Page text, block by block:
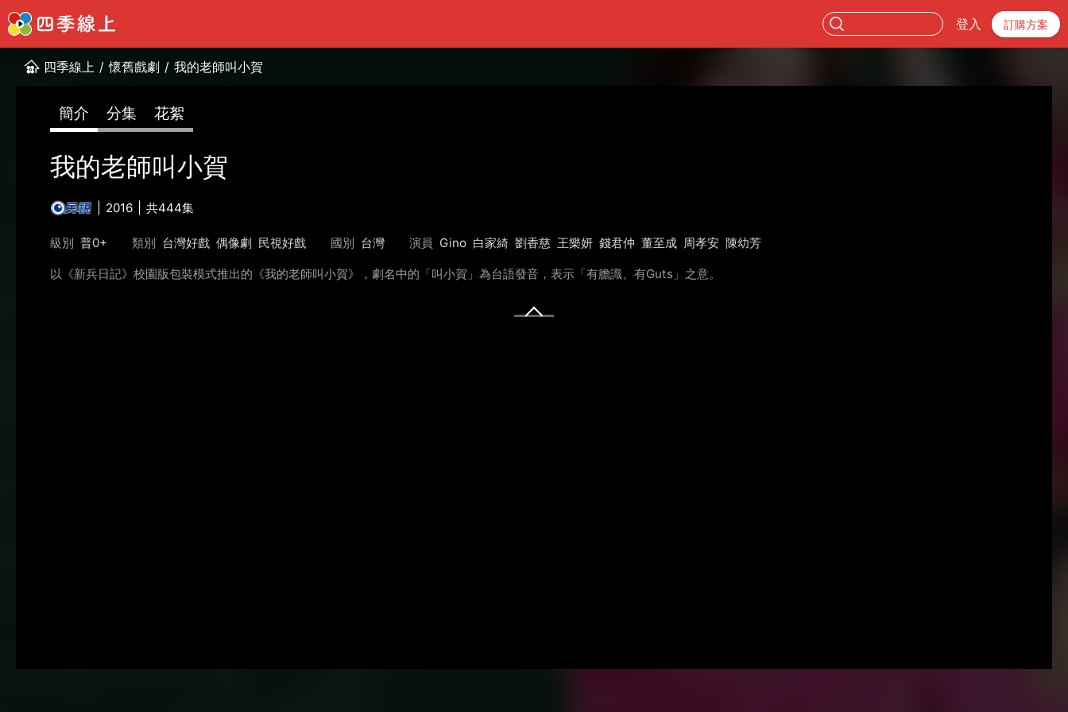
登入 訂購方案
四季線上 / 懷舊戲劇 / 我的老師叫小賀
簡介 分集 花絮
我的老師叫小賀
2016 共444集
級別 普0+ 類別 台灣好戲 偶像劇 民視好戲 國別 台灣 演員 Gino 白家綺 劉香慈 王樂妍 錢君仲 董至成 周孝安 陳幼芳
以《新兵日記》校園版包裝模式推出的《我的老師叫小賀》，劇名中的「叫小賀」為台語發音，表示「有膽識、有Guts」之意。